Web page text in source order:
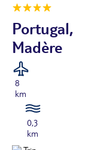
Portugal,
Madère
8
km
0,3
km